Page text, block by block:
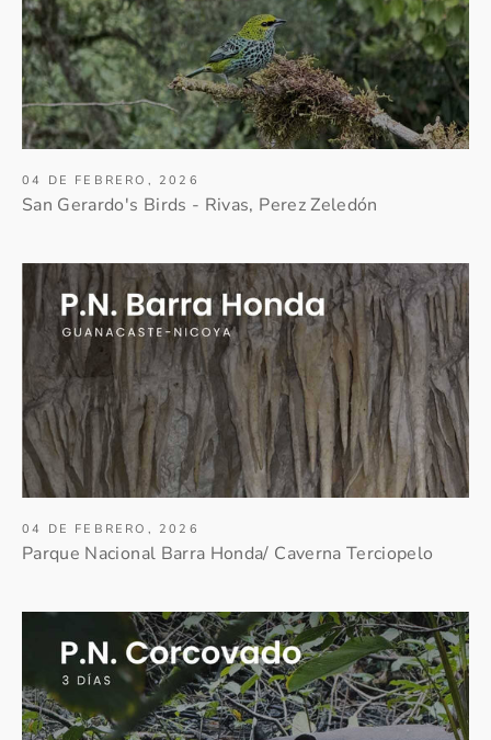
04 DE FEBRERO, 2026
San Gerardo's Birds - Rivas, Perez Zeledón
04 DE FEBRERO, 2026
Parque Nacional Barra Honda/ Caverna Terciopelo